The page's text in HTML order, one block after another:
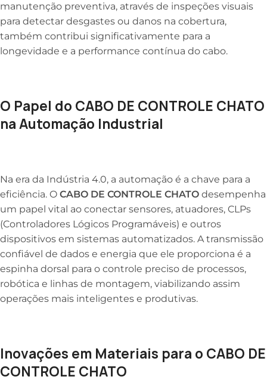
manutenção preventiva, através de inspeções visuais
para detectar desgastes ou danos na cobertura,
também contribui significativamente para a
longevidade e a performance contínua do cabo.
O Papel do CABO DE CONTROLE CHATO
na Automação Industrial
Na era da Indústria 4.0, a automação é a chave para a
eficiência. O CABO DE CONTROLE CHATO desempenha
um papel vital ao conectar sensores, atuadores, CLPs
(Controladores Lógicos Programáveis) e outros
dispositivos em sistemas automatizados. A transmissão
confiável de dados e energia que ele proporciona é a
espinha dorsal para o controle preciso de processos,
robótica e linhas de montagem, viabilizando assim
operações mais inteligentes e produtivas.
Inovações em Materiais para o CABO DE
CONTROLE CHATO